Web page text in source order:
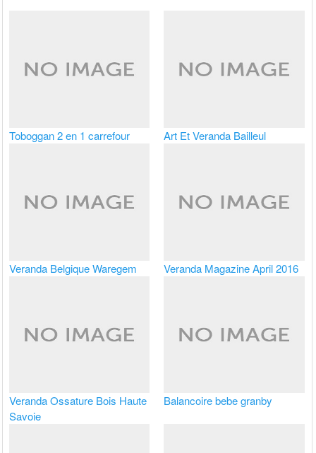
Toboggan 2 en 1 carrefour Art Et Veranda Bailleul
Veranda Belgique Waregem Veranda Magazine April 2016
Veranda Ossature Bois Haute
Savoie
Balancoire bebe granby